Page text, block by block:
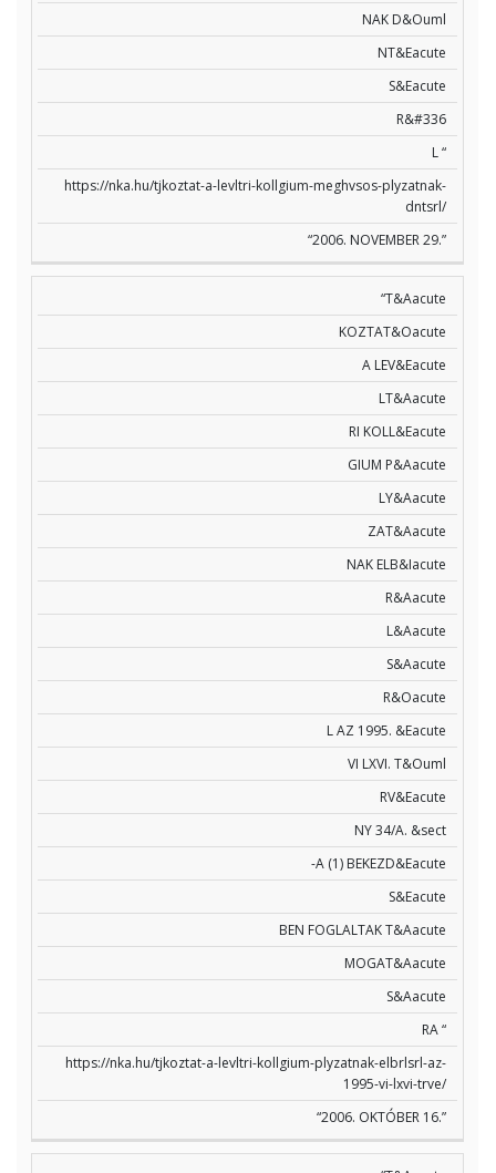
NAK D&Ouml
NT&Eacute
S&Eacute
R&#336
L “
https://nka.hu/tjkoztat-a-levltri-kollgium-meghvsos-plyzatnak-
dntsrl/
“2006. NOVEMBER 29.”
“T&Aacute
KOZTAT&Oacute
A LEV&Eacute
LT&Aacute
RI KOLL&Eacute
GIUM P&Aacute
LY&Aacute
ZAT&Aacute
NAK ELB&Iacute
R&Aacute
L&Aacute
S&Aacute
R&Oacute
L AZ 1995. &Eacute
VI LXVI. T&Ouml
RV&Eacute
NY 34/A. &sect
-A (1) BEKEZD&Eacute
S&Eacute
BEN FOGLALTAK T&Aacute
MOGAT&Aacute
S&Aacute
RA “
https://nka.hu/tjkoztat-a-levltri-kollgium-plyzatnak-elbrlsrl-az-
1995-vi-lxvi-trve/
“2006. OKTÓBER 16.”